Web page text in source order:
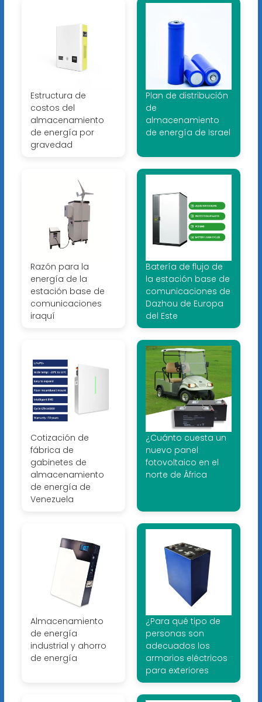
Estructura de
costos del
almacenamiento
de energía por
gravedad
Plan de distribución
de
almacenamiento
de energía de Israel
Razón para la
energía de la
estación base de
comunicaciones
iraquí
Batería de flujo de
la estación base de
comunicaciones de
Dazhou de Europa
del Este
Cotización de
fábrica de
gabinetes de
almacenamiento
de energía de
Venezuela
¿Cuánto cuesta un
nuevo panel
fotovoltaico en el
norte de África
Almacenamiento
de energía
industrial y ahorro
de energía
¿Para qué tipo de
personas son
adecuados los
armarios eléctricos
para exteriores